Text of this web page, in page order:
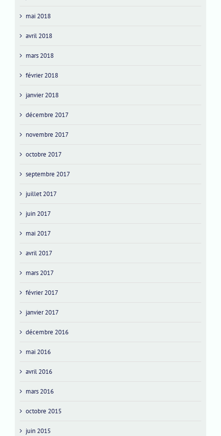
mai 2018
avril 2018
mars 2018
février 2018
janvier 2018
décembre 2017
novembre 2017
octobre 2017
septembre 2017
juillet 2017
juin 2017
mai 2017
avril 2017
mars 2017
février 2017
janvier 2017
décembre 2016
mai 2016
avril 2016
mars 2016
octobre 2015
juin 2015